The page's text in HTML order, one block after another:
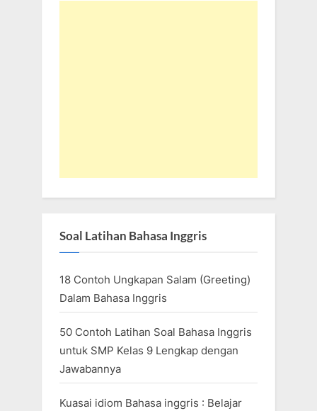
Soal Latihan Bahasa Inggris
18 Contoh Ungkapan Salam (Greeting)
Dalam Bahasa Inggris
50 Contoh Latihan Soal Bahasa Inggris
untuk SMP Kelas 9 Lengkap dengan
Jawabannya
Kuasai idiom Bahasa inggris : Belajar